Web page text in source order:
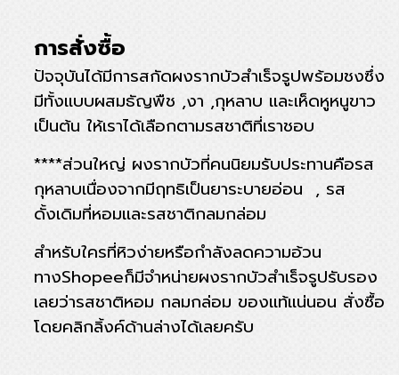
การสั่งซื้อ
ปัจจุบันได้มีการสกัดผงรากบัวสำเร็จรูปพร้อมชงซึ่ง
มีทั้งแบบผสมธัญพืช ,งา ,กุหลาบ และเห็ดหูหนูขาว
เป็นต้น ให้เราได้เลือกตามรสชาติที่เราชอบ
****ส่วนใหญ่ ผงรากบัวที่คนนิยมรับประทานคือรส
กุหลาบเนื่องจากมีฤทธิเป็นยาระบายอ่อน , รส
ดั้งเดิมที่หอมและรสชาติกลมกล่อม
สำหรับใครที่หิวง่ายหรือกำลังลดความอ้วน
ทางShopeeก็มีจำหน่ายผงรากบัวสำเร็จรูปรับรอง
เลยว่ารสชาติหอม กลมกล่อม ของแท้แน่นอน สั่งซื้อ
โดยคลิกลิ้งค์ด้านล่างได้เลยครับ